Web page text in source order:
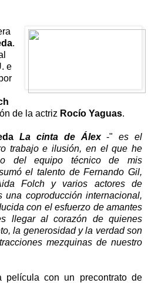
.
e
de la actriz Rocío Yaguas.
La cinta de Álex-"es el
trabajo e ilusión, en el que he
del equipo técnico de mis
el talento de Fernando Gil,
Folch y varios actores de
coproducción internacional,
con el esfuerzo de amantes
llegar al corazón de quienes
la generosidad y la verdad son
mezquinas de nuestro
película con un precontrato de